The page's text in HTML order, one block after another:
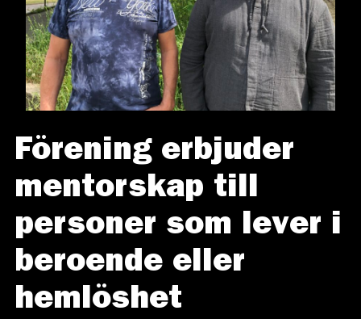
Förening erbjuder
mentorskap till
personer som lever i
beroende eller
hemlöshet